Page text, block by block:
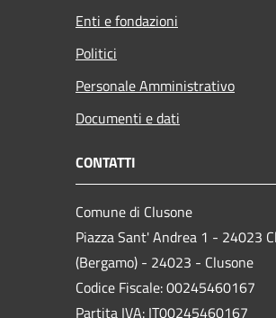
Enti e fondazioni
Politici
Personale Amministrativo
Documenti e dati
CONTATTI
Comune di Clusone
Piazza Sant' Andrea 1 - 24023
(Bergamo) - 24023 - Clusone
Codice Fiscale: 00245460167
Partita IVA: IT00245460167